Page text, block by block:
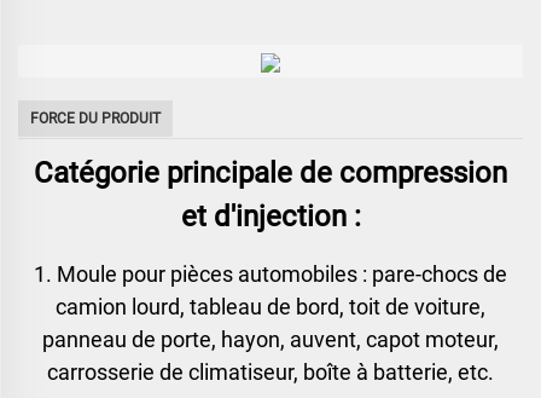
FORCE DU PRODUIT
Catégorie principale de compression
et d'injection :
1. Moule pour pièces automobiles : pare-chocs de
camion lourd, tableau de bord, toit de voiture,
panneau de porte, hayon, auvent, capot moteur,
carrosserie de climatiseur, boîte à batterie, etc.